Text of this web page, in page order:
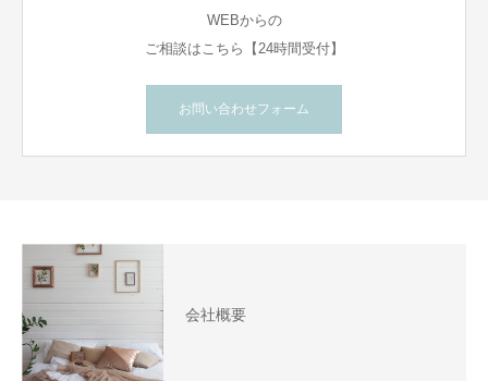
WEBからの
ご相談はこちら【24時間受付】
お問い合わせフォーム
会社概要